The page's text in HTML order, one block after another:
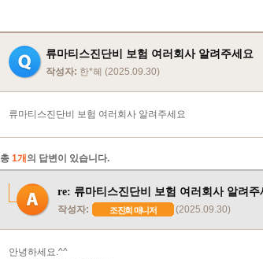
류마티스진단비 보험 여러회사 알려주세요
작성자: 한*혜 (2025.09.30)
류마티스진단비 보험 여러회사 알려주세요
총 1개의 답변이 있습니다.
re: 류마티스진단비 보험 여러회사 알려주
작성자: 조진희 매니저 (2025.09.30)
안녕하세요.^^